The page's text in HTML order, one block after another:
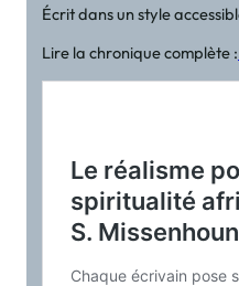
Écrit dans un style
Lire la chronique complète :